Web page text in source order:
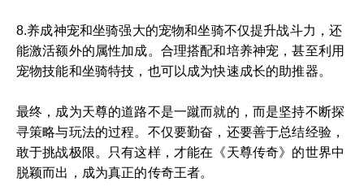
8.养成神宠和坐骑强大的宠物和坐骑不仅提升战斗力，还
能激活额外的属性加成。合理搭配和培养神宠，甚至利用
宠物技能和坐骑特技，也可以成为快速成长的助推器。
最终，成为天尊的道路不是一蹴而就的，而是坚持不断探
寻策略与玩法的过程。不仅要勤奋，还要善于总结经验，
敢于挑战极限。只有这样，才能在《天尊传奇》的世界中
脱颖而出，成为真正的传奇王者。